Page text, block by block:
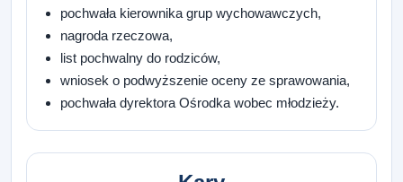
pochwała kierownika grup wychowawczych,
nagroda rzeczowa,
list pochwalny do rodziców,
wniosek o podwyższenie oceny ze sprawowania,
pochwała dyrektora Ośrodka wobec młodzieży.